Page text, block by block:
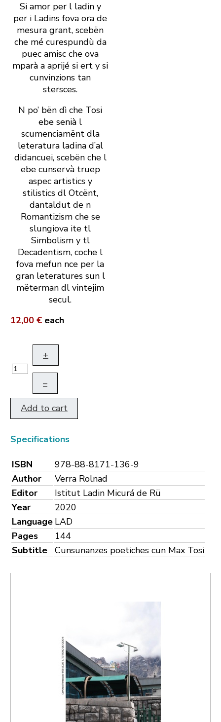
Si amor per l ladin y
per i Ladins fova ora de
mesura grant, scebën
che mé curespundù da
puec amisc che ova
mparà a aprijé si ert y si
cunvinzions tan
stersces.
N po’ bën dì che Tosi
ebe senià l
scumenciamënt dla
leteratura ladina d’al
didancuei, scebën che l
ebe cunservà truep
aspec artistics y
stilistics dl Otcënt,
dantaldut de n
Romantizism che se
slungiova ite tl
Simbolism y tl
Decadentism, coche l
fova mefun nce per la
gran leteratures sun l
mëterman dl vintejim
secul.
12,00 € each
+
–
Add to cart
Specifications
ISBN
978-88-8171-136-9
Author
Verra Rolnad
Editor
Istitut Ladin Micurá de Rü
Year
2020
Language LAD
Pages
144
Subtitle
Cunsunanzes poetiches cun Max Tosi